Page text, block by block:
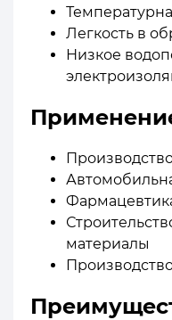
Легкость в
Низкое
материалы